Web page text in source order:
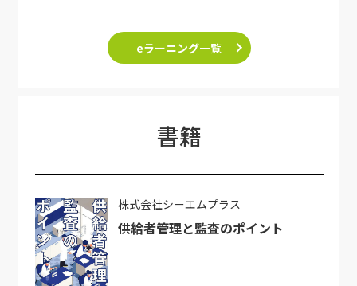
eラーニング一覧
書籍
株式会社シーエムプラス
供給者管理と監査のポイント